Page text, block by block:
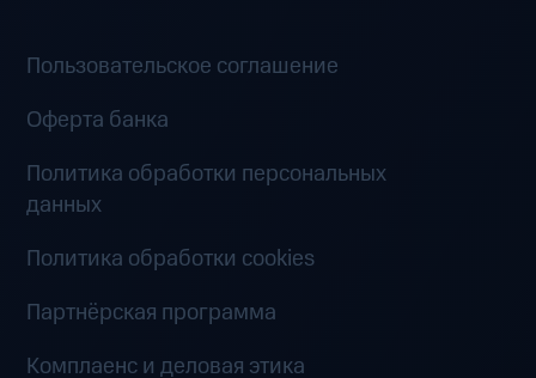
Пользовательское соглашение
Оферта банка
Политика обработки персональных
данных
Политика обработки cookies
Партнёрская программа
Комплаенс и деловая этика